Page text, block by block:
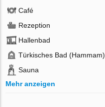
Café
Rezeption
Hallenbad
Türkisches Bad (Hammam)
Sauna
Mehr anzeigen